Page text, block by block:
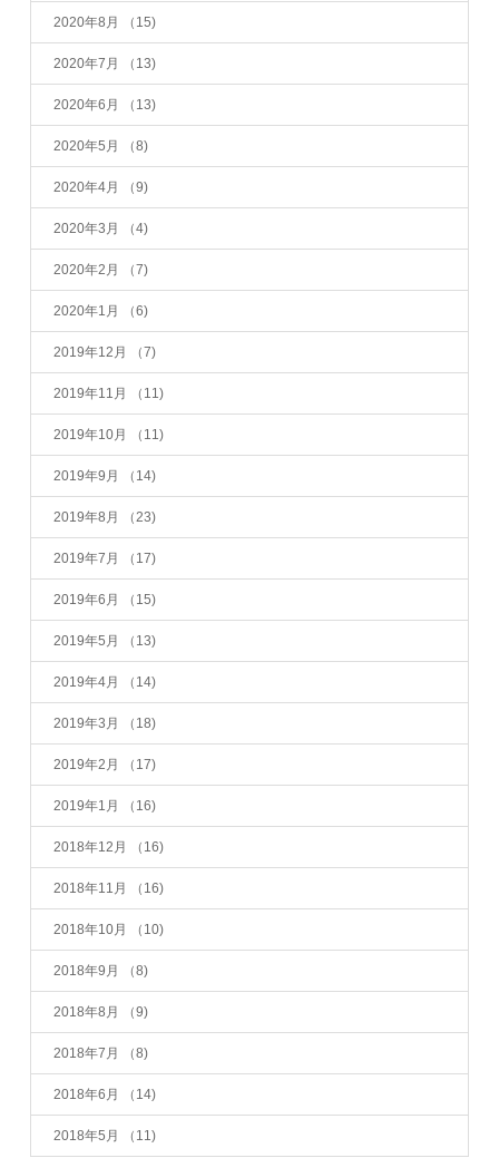
2020年8月 （15)
2020年7月 （13)
2020年6月 （13)
2020年5月 （8)
2020年4月 （9)
2020年3月 （4)
2020年2月 （7)
2020年1月 （6)
2019年12月 （7)
2019年11月 （11)
2019年10月 （11)
2019年9月 （14)
2019年8月 （23)
2019年7月 （17)
2019年6月 （15)
2019年5月 （13)
2019年4月 （14)
2019年3月 （18)
2019年2月 （17)
2019年1月 （16)
2018年12月 （16)
2018年11月 （16)
2018年10月 （10)
2018年9月 （8)
2018年8月 （9)
2018年7月 （8)
2018年6月 （14)
2018年5月 （11)